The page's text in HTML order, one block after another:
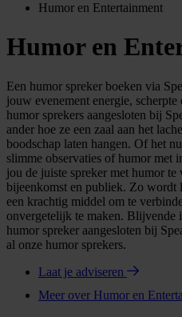
Humor en Entertainment
Humor en
Een humor spreker boeken via
jouw evenement energie,
humor sprekers aangesloten bij
ander hoe ze een zaal aan het
boodschap laten hangen. Of het
slimme observaties of humor met
jou de juiste spreker met humor
bijeenkomst en publiek. Zo wordt
een krachtig middel om te
onvergetelijk te maken. Blijvende
humor spreker aangesloten bij
al onze humor sprekers.
Laat je adviseren
Meer over Humor en